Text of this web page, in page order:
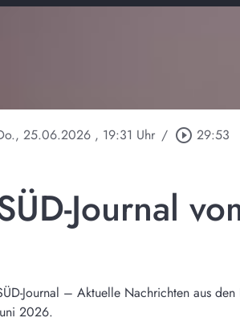
25.06.2026 , 19:31 Uhr / play_circle_outline 29:53
Journal
Journal – Aktuelle Nachrichten aus
2026.